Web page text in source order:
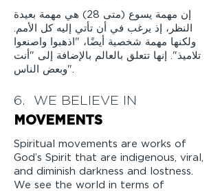
إن مهمة يسوع (متى 28) هي مهمة بعيدة
النظر، إذ يرغب في أن تأتي إليه كل الأمم.
ولكنها مهمة شخصية أيضًا، "اذهبوا واصنعوا
تلاميذ". إنها تتعلق بالعالم بالإضافة إلى "أنت
وبعض الناس".
6. WE BELIEVE IN
MOVEMENTS
Spiritual movements are works of
God’s Spirit that are indigenous, viral,
and diminish darkness and lostness.
We see the world in terms of